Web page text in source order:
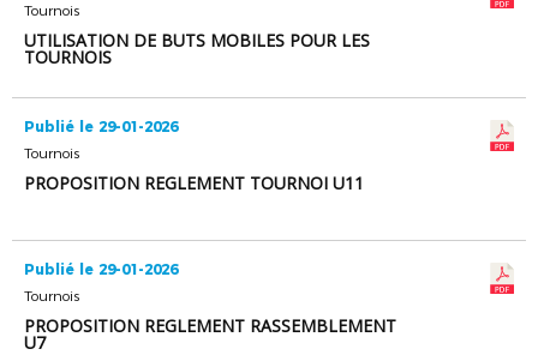
Tournois
UTILISATION DE BUTS MOBILES POUR LES
TOURNOIS
Publié le 29-01-2026
Tournois
PROPOSITION REGLEMENT TOURNOI U11
Publié le 29-01-2026
Tournois
PROPOSITION REGLEMENT RASSEMBLEMENT
U7